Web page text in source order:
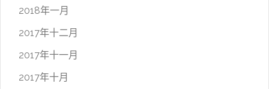
2018年一月
2017年十二月
2017年十一月
2017年十月